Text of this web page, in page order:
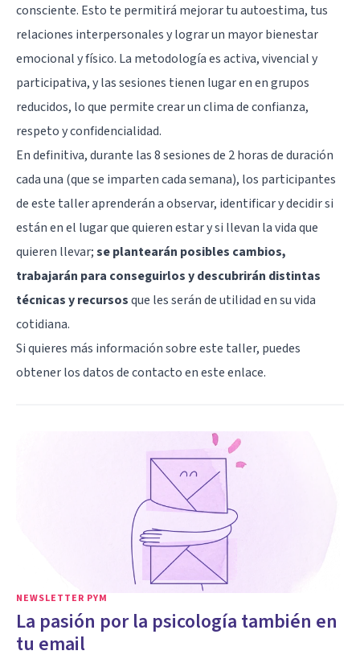
consciente. Esto te permitirá mejorar tu autoestima, tus
relaciones interpersonales y lograr un mayor bienestar
emocional y físico. La metodología es activa, vivencial y
participativa, y las sesiones tienen lugar en en grupos
reducidos, lo que permite crear un clima de confianza,
respeto y confidencialidad.
En definitiva, durante las 8 sesiones de 2 horas de duración
cada una (que se imparten cada semana), los participantes
de este taller aprenderán a observar, identificar y decidir si
están en el lugar que quieren estar y si llevan la vida que
quieren llevar;se plantearán posibles cambios,
trabajarán para conseguirlos y descubrirán distintas
técnicas y recursosque les serán de utilidad en su vida
cotidiana.
Si quieres más información sobre este taller, puedes
obtener los datos de contacto eneste enlace.
NEWSLETTER PYM
La pasión por la psicología también en
tu email